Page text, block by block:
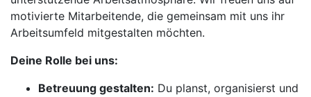
motivierte Mitarbeitende, die gemeinsam mit uns ihr
Arbeitsumfeld mitgestalten möchten.
Deine Rolle bei uns:
Betreuung gestalten: Du planst, organisierst und